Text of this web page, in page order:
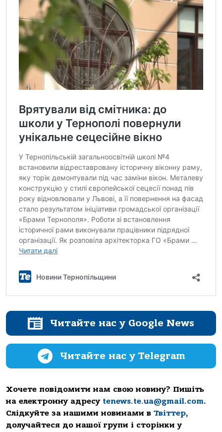
Читайте нас у Google News
Читайте нас у Telegram
Хочете повідомити нам свою новину? Пишіть
на електронну адресу tenews.te.ua@gmail.com.
Слідкуйте за нашими новинами в Твіттер,
долучайтеся до нашої групи і сторінки у